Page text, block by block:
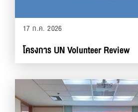
17 ก.ค. 2026
โครงการ UN Volunteer Review